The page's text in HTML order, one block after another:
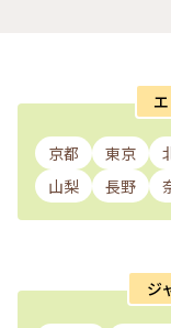
京都 東京
山梨
長野
ジ